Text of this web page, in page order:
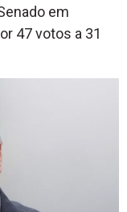
em
47 votos a 31